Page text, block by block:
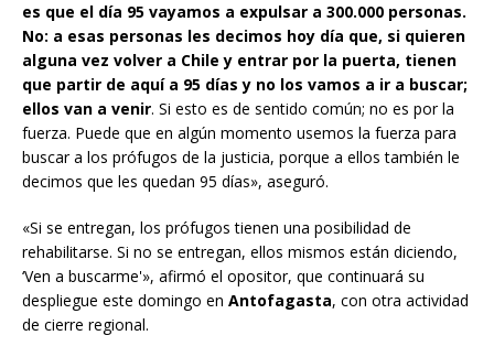
es que el día 95 vayamos a expulsar a 300.000 personas.
No: a esas personas les decimos hoy día que, si quieren
alguna vez volver a Chile y entrar por la puerta, tienen
que partir de aquí a 95 días y no los vamos a ir a buscar;
ellos van a venir. Si esto es de sentido común; no es por la
fuerza. Puede que en algún momento usemos la fuerza para
buscar a los prófugos de la justicia, porque a ellos también le
decimos que les quedan 95 días», aseguró.
«Si se entregan, los prófugos tienen una posibilidad de
rehabilitarse. Si no se entregan, ellos mismos están diciendo,
‘Ven a buscarme'», afirmó el opositor, que continuará su
despliegue este domingo en Antofagasta, con otra actividad
de cierre regional.